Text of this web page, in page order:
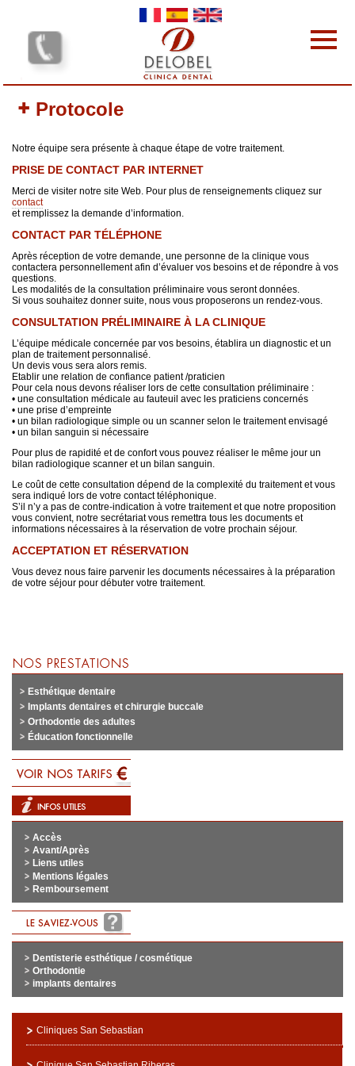
Les Prestations
Protocole
Contact
votre avis nous intéresse
Vos commentaires
Protocole
Notre équipe sera présente à chaque étape de votre traitement.
PRISE DE CONTACT PAR INTERNET
Merci de visiter notre site Web. Pour plus de renseignements cliquez sur
contact
et remplissez la demande d’information.
CONTACT PAR TÉLÉPHONE
Après réception de votre demande, une personne de la clinique vous
contactera personnellement afin d’évaluer vos besoins et de répondre à vos
questions.
Les modalités de la consultation préliminaire vous seront données.
Si vous souhaitez donner suite, nous vous proposerons un rendez-vous.
CONSULTATION PRÉLIMINAIRE À LA CLINIQUE
L’équipe médicale concernée par vos besoins, établira un diagnostic et un
plan de traitement personnalisé.
Un devis vous sera alors remis.
Etablir une relation de confiance patient /praticien
Pour cela nous devons réaliser lors de cette consultation préliminaire :
• une consultation médicale au fauteuil avec les praticiens concernés
• une prise d’empreinte
• un bilan radiologique simple ou un scanner selon le traitement envisagé
• un bilan sanguin si nécessaire
Pour plus de rapidité et de confort vous pouvez réaliser le même jour un
bilan radiologique scanner et un bilan sanguin.
Le coût de cette consultation dépend de la complexité du traitement et vous
sera indiqué lors de votre contact téléphonique.
S’il n’y a pas de contre-indication à votre traitement et que notre proposition
vous convient, notre secrétariat vous remettra tous les documents et
informations nécessaires à la réservation de votre prochain séjour.
ACCEPTATION ET RÉSERVATION
Vous devez nous faire parvenir les documents nécessaires à la préparation
de votre séjour pour débuter votre traitement.
Esthétique dentaire
Implants dentaires et chirurgie buccale
Orthodontie des adultes
Éducation fonctionnelle
Accès
Avant/Après
Liens utiles
Mentions légales
Remboursement
Dentisterie esthétique / cosmétique
Orthodontie
implants dentaires
Cliniques San Sebastian